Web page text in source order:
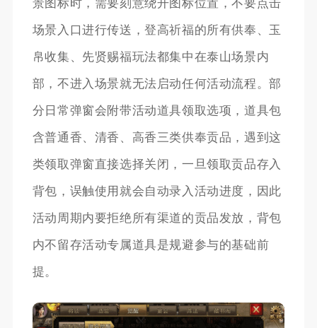
景图标时，需要刻意绕开图标位置，不要点击
场景入口进行传送，登高祈福的所有供奉、玉
帛收集、先贤赐福玩法都集中在泰山场景内
部，不进入场景就无法启动任何活动流程。部
分日常弹窗会附带活动道具领取选项，道具包
含普通香、清香、高香三类供奉贡品，遇到这
类领取弹窗直接选择关闭，一旦领取贡品存入
背包，误触使用就会自动录入活动进度，因此
活动周期内要拒绝所有渠道的贡品发放，背包
内不留存活动专属道具是规避参与的基础前
提。